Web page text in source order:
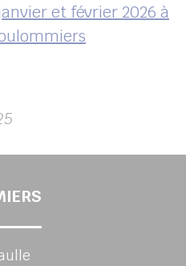
et février 2026 à